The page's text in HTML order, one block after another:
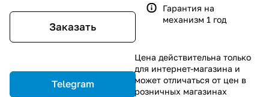
Заказать
Telegram
Гарантия на
механизм 1 год
Цена действительна только
для интернет-магазина и
может отличаться от цен в
розничных магазинах